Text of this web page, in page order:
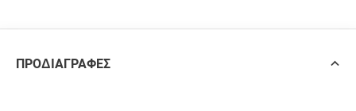
ΠΡΟΔΙΑΓΡΑΦΕΣ